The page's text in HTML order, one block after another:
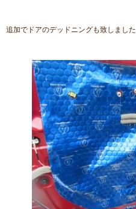
追加でドアのデッドニングも致しました